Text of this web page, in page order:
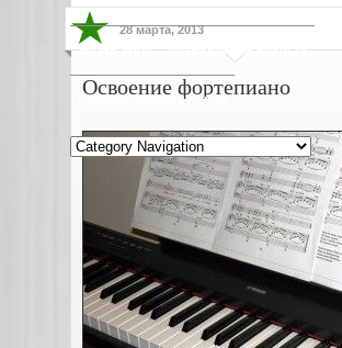
Жизнь звезд Музыкальные новости
Новости киноиндустрии
28 марта, 2013
Освоение фортепиано